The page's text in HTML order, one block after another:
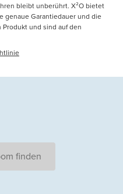
bleibt unberührt. X²O bietet
genaue Garantiedauer und die
und sind auf den
finden